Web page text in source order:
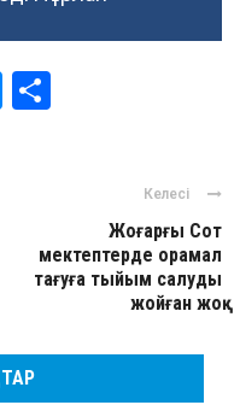
Messenger
Келесі
Жоғарғы Сот
мектептерде орамал
тағуға тыйым салуды
жойған жоқ